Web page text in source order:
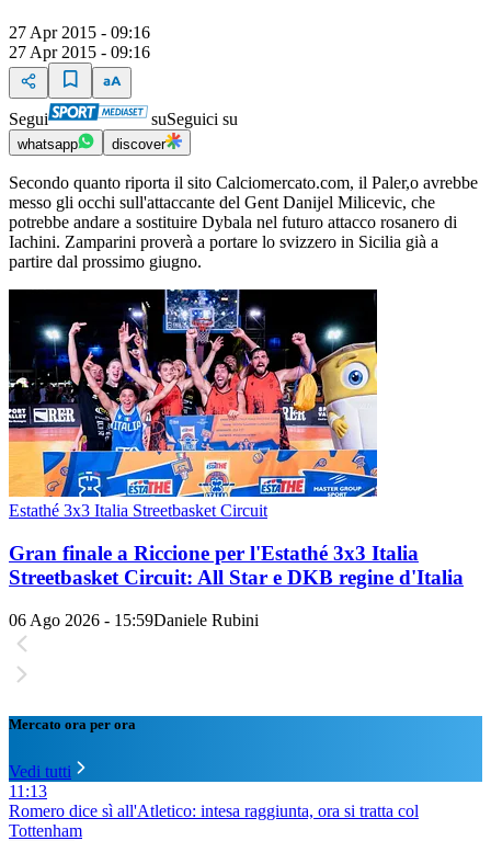
27 Apr 2015 - 09:16
27 Apr 2015 - 09:16
Segui suSeguici su
whatsapp discover
Secondo quanto riporta il sito Calciomercato.com, il Paler,o avrebbe
messo gli occhi sull'attaccante del Gent Danijel Milicevic, che
potrebbe andare a sostituire Dybala nel futuro attacco rosanero di
Iachini. Zamparini proverà a portare lo svizzero in Sicilia già a
partire dal prossimo giugno.
Estathé 3x3 Italia Streetbasket Circuit
Gran finale a Riccione per l'Estathé 3x3 Italia
Streetbasket Circuit: All Star e DKB regine d'Italia
06 Ago 2026 - 15:59Daniele Rubini
Mercato ora per ora
Vedi tutti
11:13
Romero dice sì all'Atletico: intesa raggiunta, ora si tratta col
Tottenham